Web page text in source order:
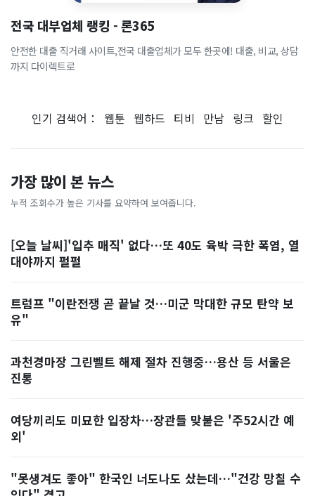
전국 대부업체 랭킹 - 론365
안전한 대출 직거래 사이트,전국 대출업체가 모두 한곳에! 대출, 비교, 상담
까지 다이렉트로
인기 검색어： 웹툰 웹하드 티비 만남 링크 할인
가장 많이 본 뉴스
누적 조회수가 높은 기사를 요약하여 보여줍니다.
[오늘 날씨]'입추 매직' 없다…또 40도 육박 극한 폭염, 열
대야까지 펄펄
트럼프 "이란전쟁 곧 끝날 것…미군 막대한 규모 탄약 보
유"
과천경마장 그린벨트 해제 절차 진행중…용산 등 서울은
진통
여당끼리도 미묘한 입장차…장관들 맞붙은 '주52시간 예
외'
"못생겨도 좋아" 한국인 너도나도 샀는데…"건강 망칠 수